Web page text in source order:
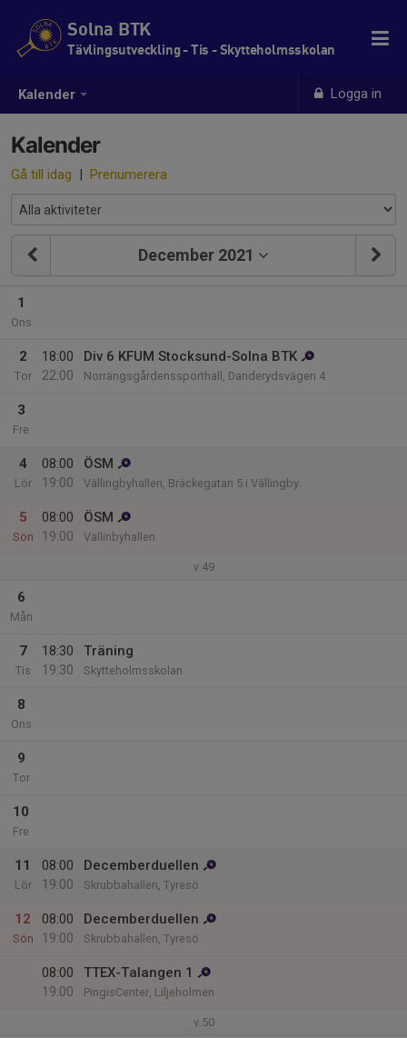
Kalender Logga in
Solna BTK
Tävlingsutveckling - Tis - Skytteholmsskolan
Kalender
Gå till idag | Prenumerera
December 2021
1
Ons
2
Tor
18:00
22:00
Div 6 KFUM Stocksund-Solna BTK
Norrängsgårdenssporthall, Danderydsvägen 4
3
Fre
4
Lör
08:00
19:00
ÖSM
Vällingbyhallen, Bräckegatan 5 i Vällingby.
5
Sön
08:00
19:00
ÖSM
Vällinbyhallen
v.49
6
Mån
7
Tis
18:30
19:30
Träning
Skytteholmsskolan
8
Ons
9
Tor
10
Fre
11
Lör
08:00
19:00
Decemberduellen
Skrubbahallen, Tyresö
12
Sön
08:00
19:00
Decemberduellen
Skrubbahallen, Tyresö
08:00
19:00
TTEX-Talangen 1
PingisCenter, Liljeholmen
v.50